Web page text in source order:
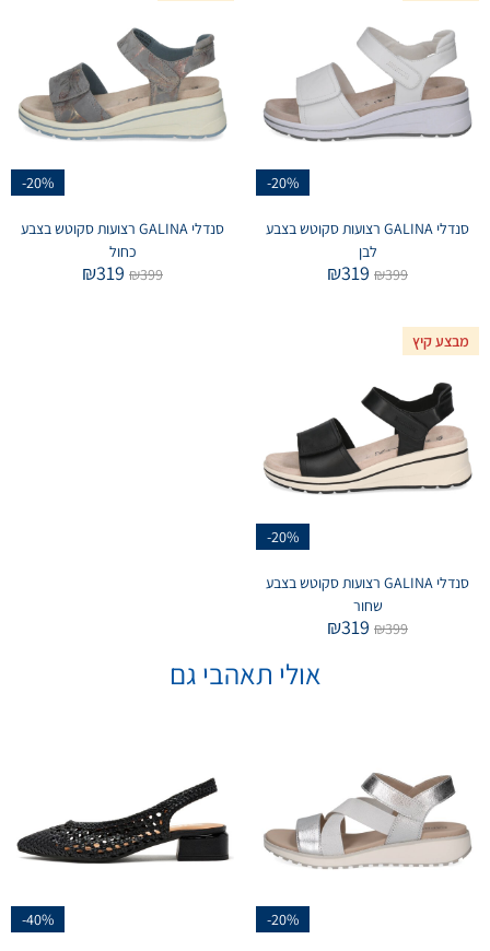
-20%
סנדלי GALINA רצועות סקוטש בצבע
לבן
₪399
₪319
-20%
סנדלי GALINA רצועות סקוטש בצבע
כחול
₪399
₪319
מבצע קיץ
-20%
סנדלי GALINA רצועות סקוטש בצבע
שחור
₪399
₪319
אולי תאהבי גם
-20%
-40%